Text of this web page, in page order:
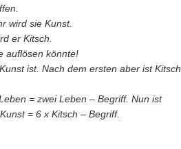
wird sie Kunst.
er Kitsch.
auflösen könnte!
ist. Nach dem ersten aber ist Kitsch
= zwei Leben – Begriff. Nun ist
= 6 x Kitsch – Begriff.